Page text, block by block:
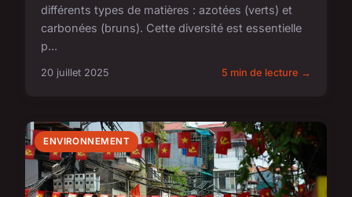
différents types de matières : azotées (verts) et
carbonées (bruns). Cette diversité est essentielle
p...
20 juillet 2025 5 min de lecture →
ENVIRONNEMENT